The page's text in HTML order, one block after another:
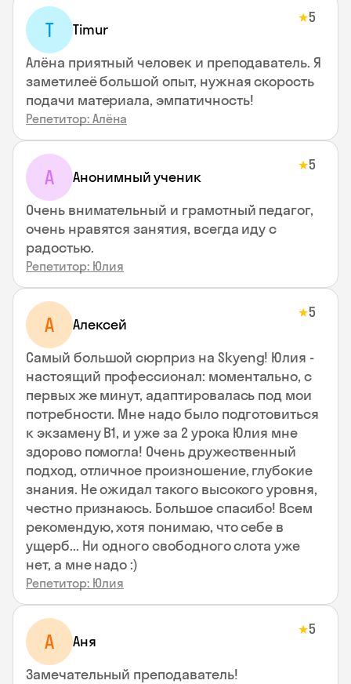
T Timur
★5
Алёна приятный человек и преподаватель. Я
заметилеё большой опыт, нужная скорость
подачи материала, эмпатичность!
Репетитор: Алёна
А Анонимный ученик
★5
Очень внимательный и грамотный педагог,
очень нравятся занятия, всегда иду с
радостью.
Репетитор: Юлия
А Алексей
★5
Самый большой сюрприз на Skyeng! Юлия -
настоящий профессионал: моментально, с
первых же минут, адаптировалась под мои
потребности. Мне надо было подготовиться
к экзамену В1, и уже за 2 урока Юлия мне
здорово помогла! Очень дружественный
подход, отличное произношение, глубокие
знания. Не ожидал такого высокого уровня,
честно признаюсь. Большое спасибо! Всем
рекомендую, хотя понимаю, что себе в
ущерб... Ни одного свободного слота уже
нет, а мне надо :)
Репетитор: Юлия
А Аня
★5
Замечательный преподаватель!